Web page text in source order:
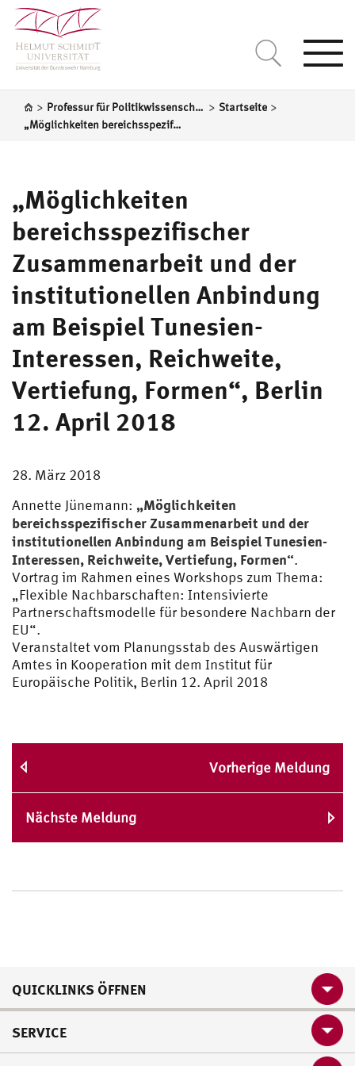
> Professur für Politikwissenschaft, insbesondere Internationale Politik > Startseite >
„Möglichkeiten bereichsspezifischer Zusammenarbeit und der institutionellen Anbindung am Beispiel Tunesien- Interessen, Reichweite, Vertiefung, Formen“, Berlin 12. April 2018
„Möglichkeiten
bereichsspezifischer
Zusammenarbeit und der
institutionellen Anbindung
am Beispiel Tunesien-
Interessen, Reichweite,
Vertiefung, Formen“, Berlin
12. April 2018
28. März 2018
Annette Jünemann: „Möglichkeiten
bereichsspezifischer Zusammenarbeit und der
institutionellen Anbindung am Beispiel Tunesien-
Interessen, Reichweite, Vertiefung, Formen“.
Vortrag im Rahmen eines Workshops zum Thema:
„Flexible Nachbarschaften: Intensivierte
Partnerschaftsmodelle für besondere Nachbarn der
EU“.
Veranstaltet vom Planungsstab des Auswärtigen
Amtes in Kooperation mit dem Institut für
Europäische Politik, Berlin 12. April 2018
Vorherige Meldung
Nächste Meldung
QUICKLINKS ÖFFNEN
SERVICE